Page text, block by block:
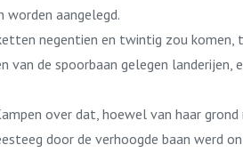
worden aangelegd.
negentien en twintig zou komen,
de spoorbaan gelegen landerijen,
over dat, hoewel van haar
door de verhoogde baan werd